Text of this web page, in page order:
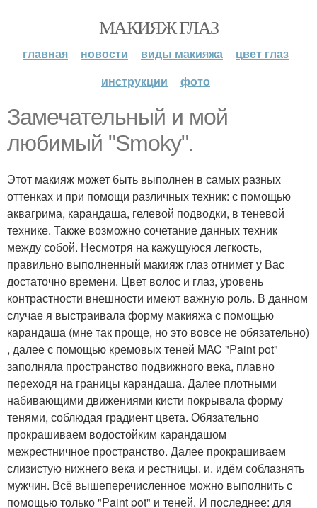
МАКИЯЖ ГЛАЗ
главная новости виды макияжа
цвет глаз
инструкции
фото
Замечательный и мой
любимый "Smoky".
Этот макияж может быть выполнен в самых разных
оттенках и при помощи различных техник: с помощью
аквагрима, карандаша, гелевой подводки, в теневой
технике. Также возможно сочетание данных техник
между собой. Несмотря на кажущуюся легкость,
правильно выполненный макияж глаз отнимет у Вас
достаточно времени. Цвет волос и глаз, уровень
контрастности внешности имеют важную роль. В данном
случае я выстраивала форму макияжа с помощью
карандаша (мне так проще, но это вовсе не обязательно)
, далее с помощью кремовых теней MAC "Paint pot"
заполняла пространство подвижного века, плавно
переходя на границы карандаша. Далее плотными
набивающими движениями кисти покрывала форму
тенями, соблюдая градиент цвета. Обязательно
прокрашиваем водостойким карандашом
межрестничное пространство. Далее прокрашиваем
слизистую нижнего века и рестницы. и. идём соблазнять
мужчин. Всё вышеперечисленное можно выполнить с
помощью только "Paint pot" и теней. И последнее: для